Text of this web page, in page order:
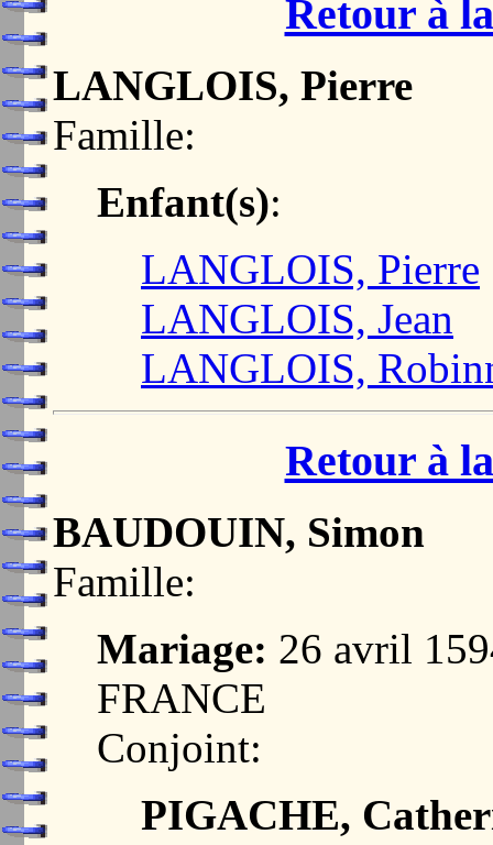
Retour à
LANGLOIS, Pierre
Famille:
Enfant(s):
LANGLOIS, Pierre
LANGLOIS, Jean
LANGLOIS,
Retour à
BAUDOUIN, Simon
Famille:
Mariage: 26 avril
FRANCE
Conjoint:
PIGACHE,